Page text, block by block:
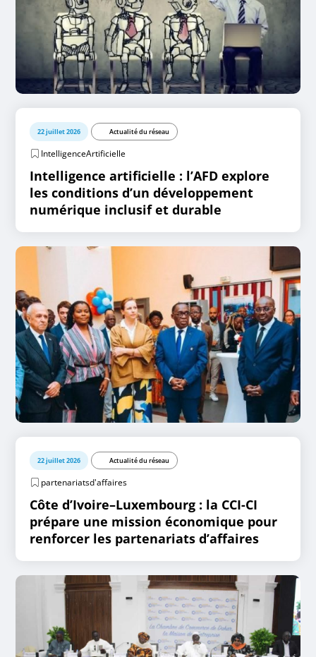
22 juillet 2026 Actualité du réseau
IntelligenceArtificielle
Intelligence artificielle : l’AFD explore
les conditions d’un développement
numérique inclusif et durable
22 juillet 2026 Actualité du réseau
partenariatsd'affaires
Côte d’Ivoire–Luxembourg : la CCI-CI
prépare une mission économique pour
renforcer les partenariats d’affaires